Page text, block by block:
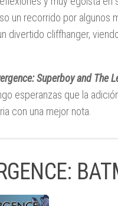
un recorrido por algunos
divertido cliffhanger,
Superboy and The
esperanzas que la
con una mejor nota.